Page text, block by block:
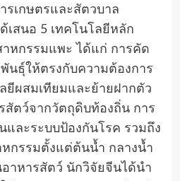
เกษตรและสัตวบาล
เสนอ 5 เทคโนโลยีหลัก
หกรรมแพะ ได้แก่ การคัด
นธุ์ให้ตรงกับความต้องการ
ยีผสมเทียมและย้ายฝากตัว
ตว์จากวัตถุดิบท้องถิ่น การ
และระบบป้องกันโรค รวมถึง
หกรรมตั้งแต่ต้นน้ำ กลางน้ำ
าหารสัตว์ นักวิจัยจีนได้นำ